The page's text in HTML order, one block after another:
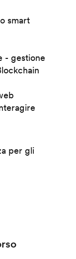
smart
- gestione
per gli